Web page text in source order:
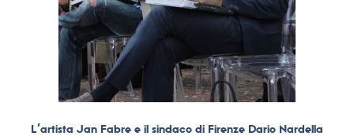
L’artista Jan Fabre e il sindaco di Firenze Dario Nardella